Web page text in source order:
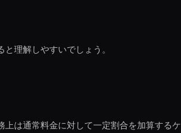
理解しやすいでしょう。
は通常料金に対して一定割合を加算するケ